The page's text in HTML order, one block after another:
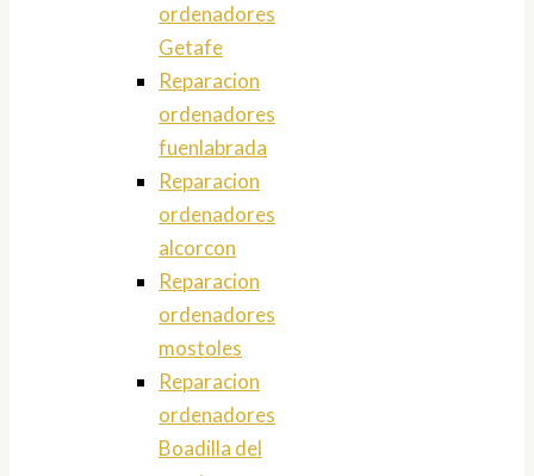
ordenadores
Getafe
Reparacion
ordenadores
fuenlabrada
Reparacion
ordenadores
alcorcon
Reparacion
ordenadores
mostoles
Reparacion
ordenadores
Boadilla del